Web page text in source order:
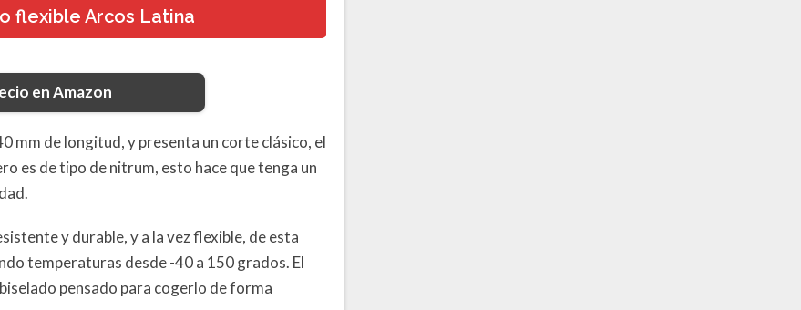
flexible Arcos Latina
en Amazon
mm de longitud, y presenta un corte clásico, el
es de tipo de nitrum, esto hace que tenga un
y durable, y a la vez flexible, de esta
temperaturas desde -40 a 150 grados. El
pensado para cogerlo de forma